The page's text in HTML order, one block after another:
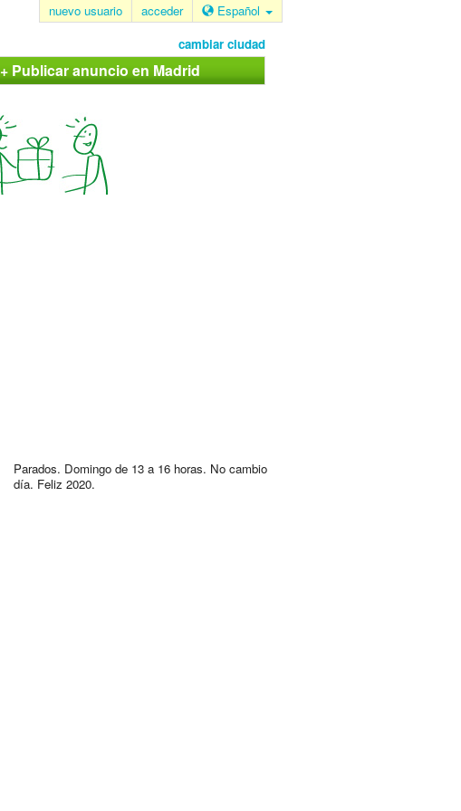
nuevo usuario acceder Español
cambiar ciudad
+ Publicar anuncio en Madrid
Parados. Domingo de 13 a 16 horas. No cambio
día. Feliz 2020.